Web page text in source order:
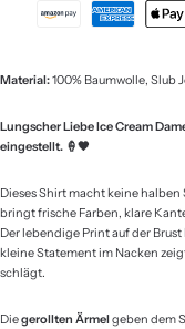
Material:100% Baumwolle, Slub
Lungscher Liebe Ice Cream
eingestellt. 🍦🖤
Dieses Shirt macht keine halben
bringt frische Farben, klare
Der lebendige Print auf der
kleine Statement im Nacken
schlägt.
Diegerollten Ärmelgeben dem